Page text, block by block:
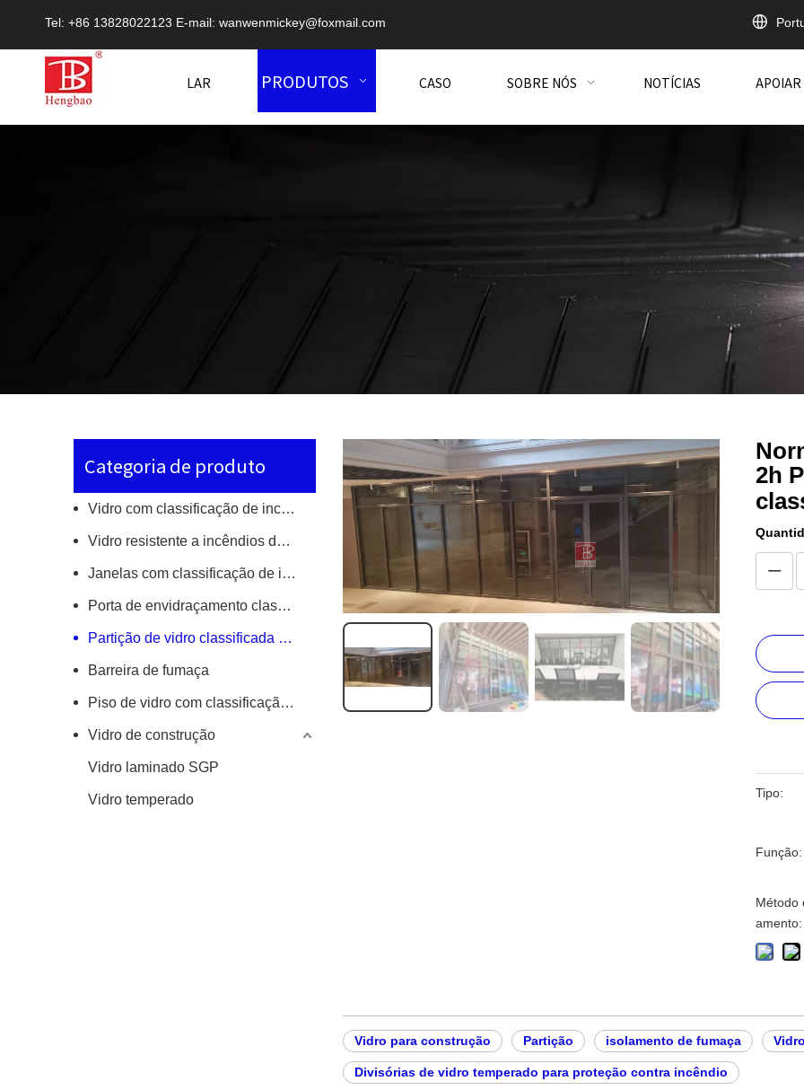
Tel: +86 13828022123 E-mail: wanwenmickey@foxmail.com
LAR PRODUTOS CASO SOBRE NÓS NOTÍCIAS APOIAR
Categoria de produto
Vidro com classificação de incêndio de camada única
Vidro resistente a incêndios de FPOs
Janelas com classificação de incêndio
Porta de envidraçamento classificada por incêndio
Partição de vidro classificada por incêndio
Barreira de fumaça
Piso de vidro com classificação de incêndio/clarabóia
Vidro de construção
Vidro laminado SGP
Vidro temperado
2h
Tipo:
Função:
Método
amento:
Vidro para construção Partição isolamento de fumaça Vidro
Divisórias de vidro temperado para proteção contra incêndio